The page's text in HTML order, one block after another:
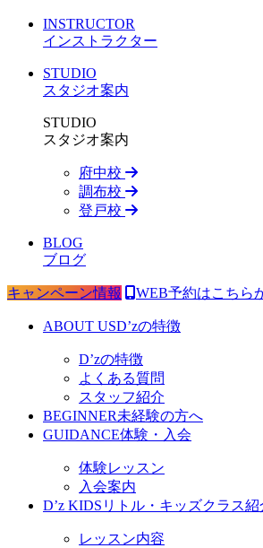
INSTRUCTOR
インストラクター
STUDIO
スタジオ案内
STUDIO
スタジオ案内
府中校
調布校
登戸校
BLOG
ブログ
キャンペーン情報 WEB予約はこちら
ABOUT USD’zの特徴
D’zの特徴
よくある質問
スタッフ紹介
BEGINNER未経験の方へ
GUIDANCE体験・入会
体験レッスン
入会案内
D’z KIDS リトル・キッズクラス紹
レッスン内容